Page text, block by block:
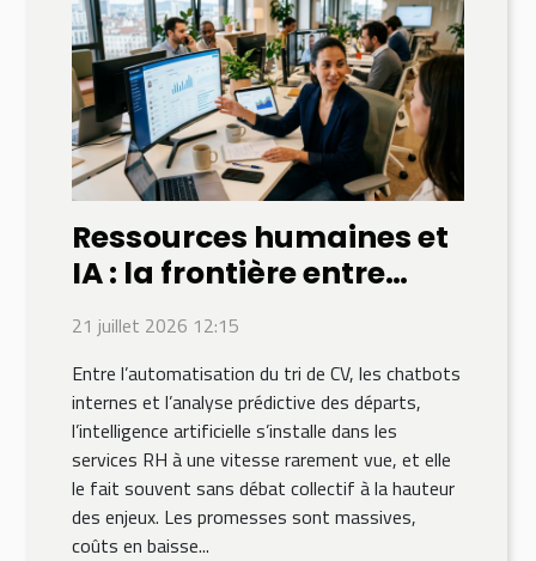
Ressources humaines et
IA : la frontière entre
optimisation et
déshumanisation
21 juillet 2026 12:15
Entre l’automatisation du tri de CV, les chatbots
internes et l’analyse prédictive des départs,
l’intelligence artificielle s’installe dans les
services RH à une vitesse rarement vue, et elle
le fait souvent sans débat collectif à la hauteur
des enjeux. Les promesses sont massives,
coûts en baisse...